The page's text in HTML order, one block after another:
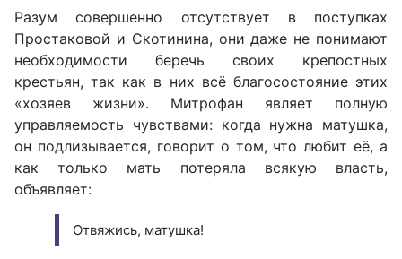
Разум совершенно отсутствует в поступках
Простаковой и Скотинина, они даже не понимают
необходимости беречь своих крепостных
крестьян, так как в них всё благосостояние этих
«хозяев жизни». Митрофан являет полную
управляемость чувствами: когда нужна матушка,
он подлизывается, говорит о том, что любит её, а
как только мать потеряла всякую власть,
объявляет:
Отвяжись, матушка!